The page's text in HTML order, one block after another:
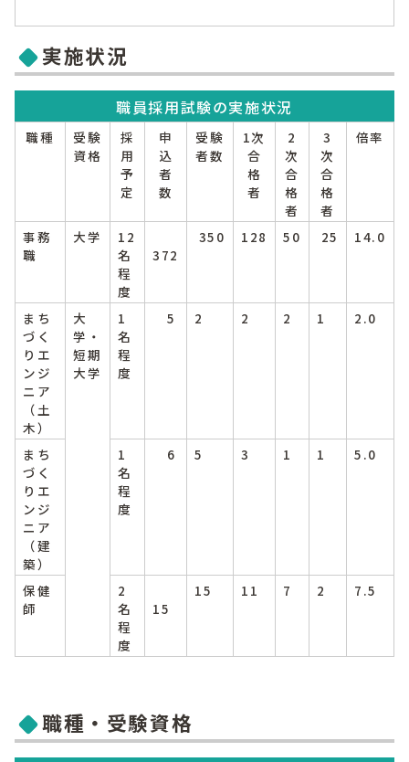
実施状況
職員採用試験の実施状況
職種
受験
資格
採
用
予
定
申
込
者
数
受験
者数
1次
合
格
者
2
次
合
格
者
3
次
合
格
者
倍率
事務
職
大学
12
名
程
度
372
350 128 50 25 14.0
まち
づく
りエ
ンジ
ニア
（土
木）
大
学・
短期
大学
1
名
程
度
5 2 2 2 1 2.0
まち
づく
りエ
ンジ
ニア
（建
築）
1
名
程
度
6 5 3 1 1 5.0
保健
師
2
名
程
度
15
15 11 7 2 7.5
職種・受験資格